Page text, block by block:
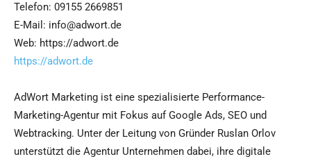
Telefon: 09155 2669851
E-Mail: info@adwort.de
Web: https://adwort.de
https://adwort.de
AdWort Marketing ist eine spezialisierte Performance-
Marketing-Agentur mit Fokus auf Google Ads, SEO und
Webtracking. Unter der Leitung von Gründer Ruslan Orlov
unterstützt die Agentur Unternehmen dabei, ihre digitale